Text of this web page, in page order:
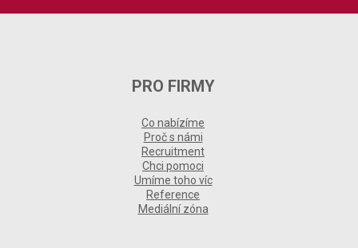
PRO FIRMY
Co nabízíme
Proč s námi
Recruitment
Chci pomoci
Umíme toho víc
Reference
Mediální zóna